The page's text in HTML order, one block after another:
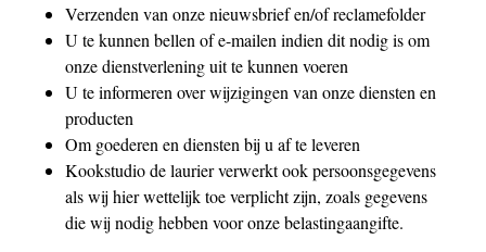
Verzenden van onze nieuwsbrief en/of reclamefolder
U te kunnen bellen of e-mailen indien dit nodig is om
onze dienstverlening uit te kunnen voeren
U te informeren over wijzigingen van onze diensten en
producten
Om goederen en diensten bij u af te leveren
Kookstudio de laurier verwerkt ook persoonsgegevens
als wij hier wettelijk toe verplicht zijn, zoals gegevens
die wij nodig hebben voor onze belastingaangifte.